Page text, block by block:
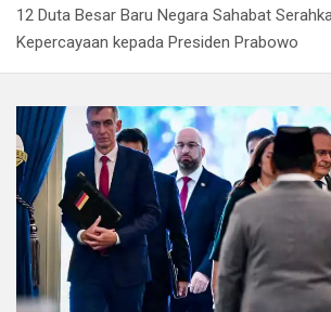
Kapolda Sumsel Tekankan Tiga
Kejahatan Siber Lewat Program
Satpol PP Bandung Tertibkan 645
Polisi Bongkar Dugaan Peredaran
Puluhan Gram Narkotika Disita
Kurir Ganja Ditangkap, Puluhan
di Pasaman Barat
12 Duta Besar Baru Negara Sahabat
Kepercayaan kepada Presiden Prabowo